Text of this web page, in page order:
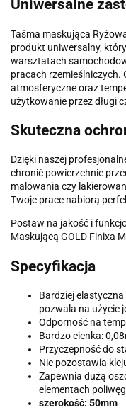
Uniwersalne
Taśma maskująca
produkt uniwersalny,
warsztatach
pracach rzemieślniczych.
atmosferyczne oraz
użytkowanie przez długi
Skuteczna
Dzięki naszej
chronić powierzchnie
malowania czy
Twoje prace nabiorą
Postaw na jakość i
Maskującą GOLD Finixa
Specyfikacja
Bardziej
pozwala na użycie
Odporność na
Bardzo cienka:
Przyczepność do
Nie pozostawia
Zapewnia dużą
elementach
szerokość: 50mm